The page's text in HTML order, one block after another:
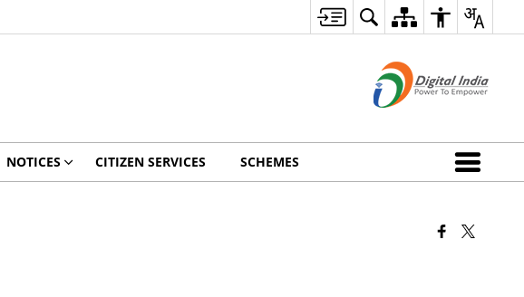
NOTICES CITIZEN SERVICES SCHEMES